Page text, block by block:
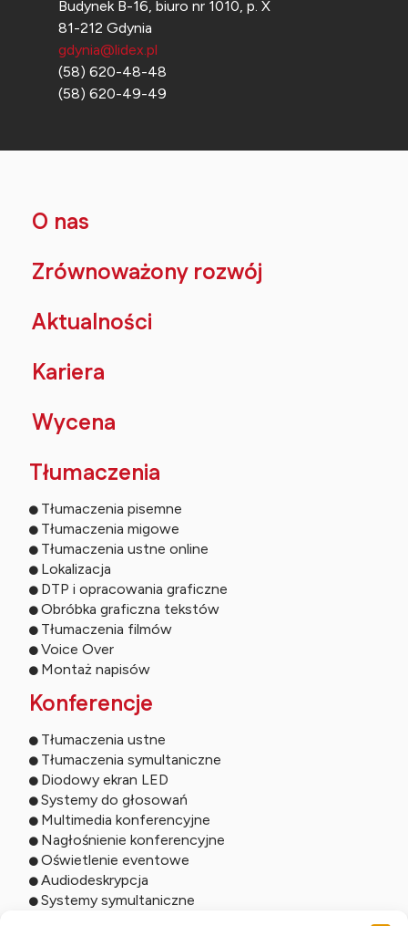
Budynek B-16, biuro nr 1010, p. X
81-212 Gdynia
gdynia@lidex.pl
(58) 620-48-48
(58) 620-49-49
O nas
Zrównoważony rozwój
Aktualności
Kariera
Wycena
Tłumaczenia
Tłumaczenia pisemne
Tłumaczenia migowe
Tłumaczenia ustne online
Lokalizacja
DTP i opracowania graficzne
Obróbka graficzna tekstów
Tłumaczenia filmów
Voice Over
Montaż napisów
Konferencje
Tłumaczenia ustne
Tłumaczenia symultaniczne
Diodowy ekran LED
Systemy do głosowań
Multimedia konferencyjne
Nagłośnienie konferencyjne
Oświetlenie eventowe
Audiodeskrypcja
Systemy symultaniczne